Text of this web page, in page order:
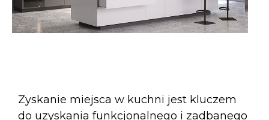
Zyskanie miejsca w kuchni jest kluczem
do uzyskania funkcjonalnego i zadbanego